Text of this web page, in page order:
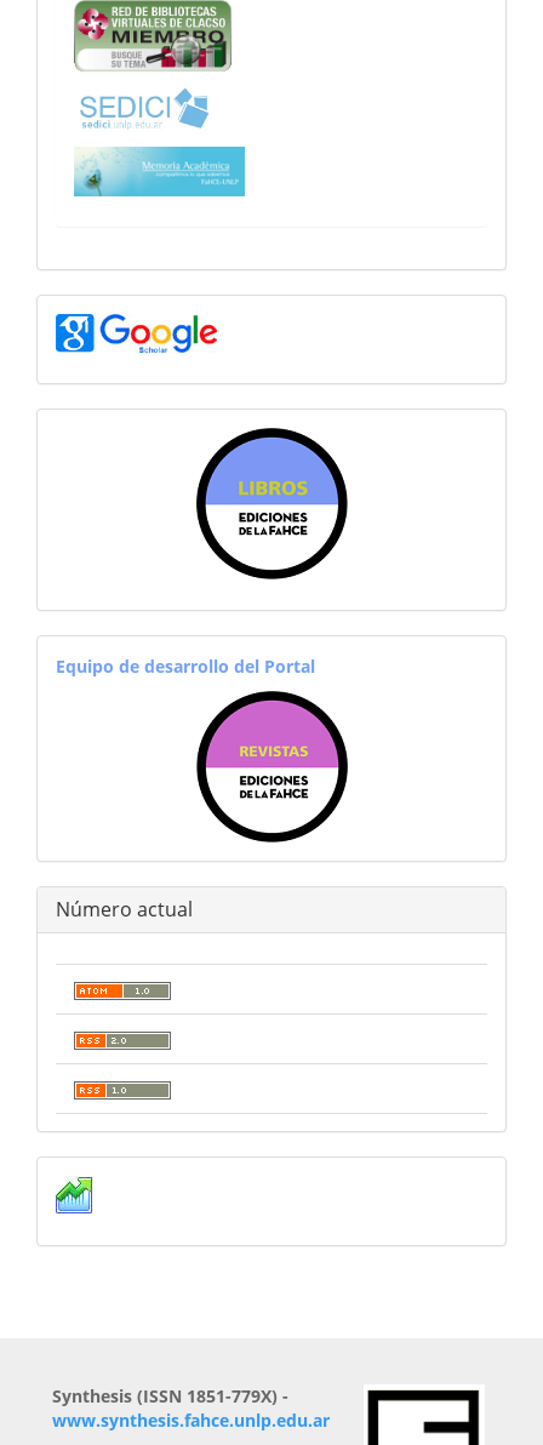
googlescholar
equiporevistas
Equipo de desarrollo del Portal
Número actual
Estadísticas
Synthesis (ISSN 1851-779X) -
www.synthesis.fahce.unlp.edu.ar